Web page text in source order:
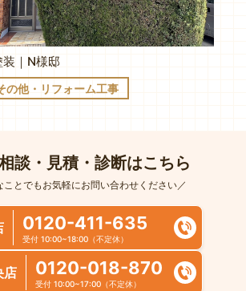
｜N様邸
の他・リフォーム工事
談・見積・診断はこちら
ことでもお気軽にお問い合わせください／
0120-411-635
受付 10:00~18:00（不定休）
店 0120-018-870
受付 10:00~17:00（不定休）